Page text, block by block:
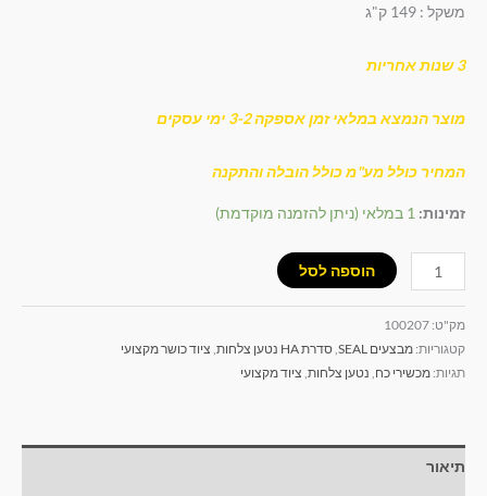
משקל : 149 ק"ג
3 שנות אחריות
מוצר הנמצא במלאי זמן אספקה 3-2 ימי עסקים
המחיר כולל מע"מ כולל הובלה והתקנה
זמינות: 1 במלאי (ניתן להזמנה מוקדמת)
הוספה לסל
מק"ט: 100207
קטגוריות: מבצעים SEAL ,סדרת HA נטען צלחות , ציוד כושר מקצועי
תגיות: מכשירי כח, נטען צלחות, ציוד מקצועי
תיאור